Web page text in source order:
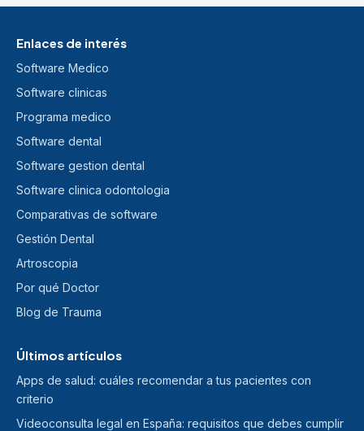
Enlaces de interés
Software Medico
Software clinicas
Programa medico
Software dental
Software gestion dental
Software clinica odontologia
Comparativas de software
Gestión Dental
Artroscopia
Por qué Doctor
Blog de Trauma
Últimos artículos
Apps de salud: cuáles recomendar a tus pacientes con
criterio
Videoconsulta legal en España: requisitos que debes cumplir